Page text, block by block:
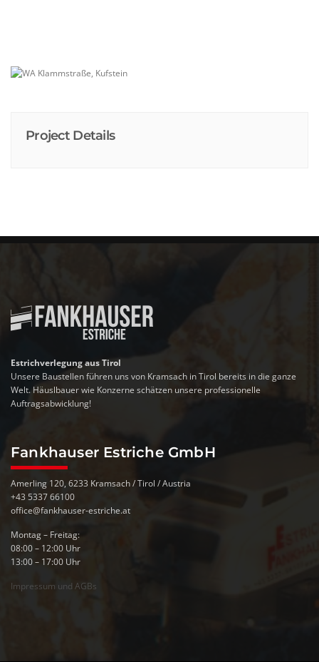
Project Details
Estrichverlegung aus Tirol
Unsere Baustellen führen uns von Kramsach in Tirol bereits in die ganze
Welt. Häuslbauer wie Konzerne schätzen unsere professionelle
Auftragsabwicklung!
Fankhauser Estriche GmbH
Amerling 120, 6233 Kramsach / Tirol / Austria
+43 5337 66100
office@fankhauser-estriche.at
Montag – Freitag:
08:00 – 12:00 Uhr
13:00 – 17:00 Uhr
Impressum und AGBs